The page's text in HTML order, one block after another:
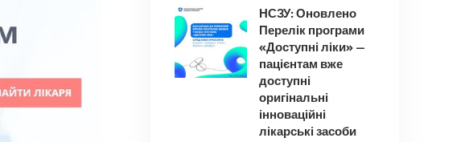
НСЗУ: Оновлено
Перелік програми
«Доступні ліки» —
пацієнтам вже
доступні
оригінальні
інноваційні
лікарські засоби